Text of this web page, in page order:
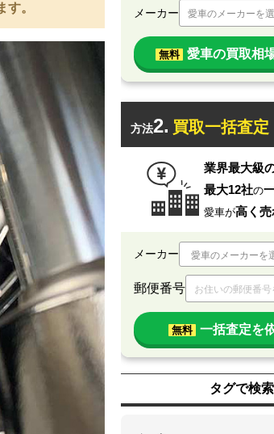
。 メーカー 愛車のメーカーを
無料 愛車の買取相
方法2. 買取一括査定
業界最大級
最大12社の
愛車が高く売
メーカー
郵便番号
無料 一括査定を
タグで検索